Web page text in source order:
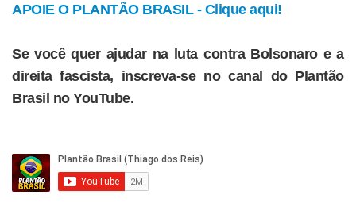
APOIE O PLANTÃO BRASIL - Clique aqui!
Se você quer ajudar na luta contra Bolsonaro e a
direita fascista, inscreva-se no canal do Plantão
Brasil no YouTube.